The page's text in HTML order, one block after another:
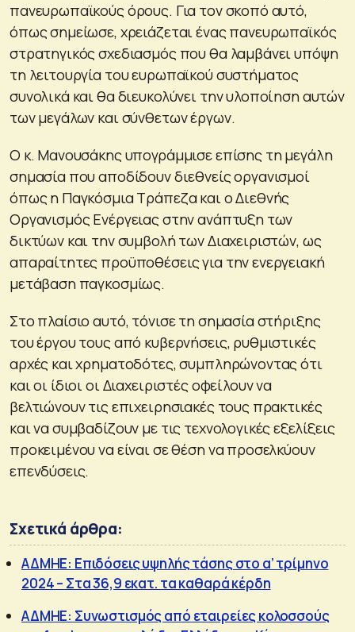
πανευρωπαϊκούς όρους. Για τον σκοπό αυτό,
όπως σημείωσε, χρειάζεται ένας πανευρωπαϊκός
στρατηγικός σχεδιασμός που θα λαμβάνει υπόψη
τη λειτουργία του ευρωπαϊκού συστήματος
συνολικά και θα διευκολύνει την υλοποίηση αυτών
των μεγάλων και σύνθετων έργων.
Ο κ. Μανουσάκης υπογράμμισε επίσης τη μεγάλη
σημασία που αποδίδουν διεθνείς οργανισμοί
όπως η Παγκόσμια Τράπεζα και ο Διεθνής
Οργανισμός Ενέργειας στην ανάπτυξη των
δικτύων και την συμβολή των Διαχειριστών, ως
απαραίτητες προϋποθέσεις για την ενεργειακή
μετάβαση παγκοσμίως.
Στο πλαίσιο αυτό, τόνισε τη σημασία στήριξης
του έργου τους από κυβερνήσεις, ρυθμιστικές
αρχές και χρηματοδότες, συμπληρώνοντας ότι
και οι ίδιοι οι Διαχειριστές οφείλουν να
βελτιώνουν τις επιχειρησιακές τους πρακτικές
και να συμβαδίζουν με τις τεχνολογικές εξελίξεις
προκειμένου να είναι σε θέση να προσελκύουν
επενδύσεις.
Σχετικά άρθρα:
ΑΔΜΗΕ: Επιδόσεις υψηλής τάσης στο α’ τρίμηνο
2024 – Στα 36,9 εκατ. τα καθαρά κέρδη
ΑΔΜΗΕ: Συνωστισμός από εταιρείες κολοσσούς